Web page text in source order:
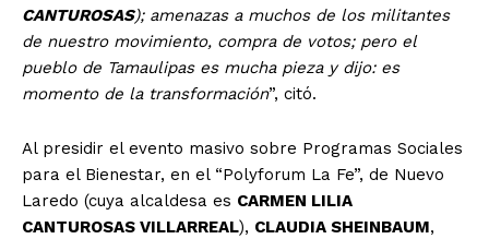
CANTUROSAS); amenazas a muchos de los militantes
de nuestro movimiento, compra de votos; pero el
pueblo de Tamaulipas es mucha pieza y dijo: es
momento de la transformación”, citó.
Al presidir el evento masivo sobre Programas Sociales
para el Bienestar, en el “Polyforum La Fe”, de Nuevo
Laredo (cuya alcaldesa es CARMEN LILIA
CANTUROSAS VILLARREAL), CLAUDIA SHEINBAUM,